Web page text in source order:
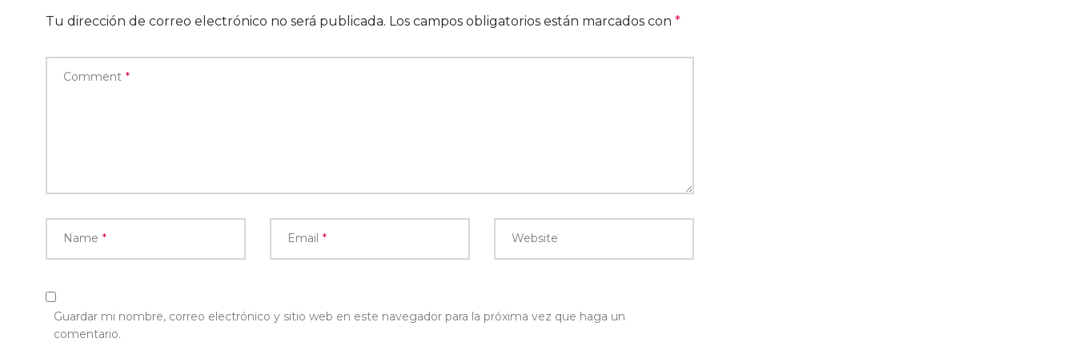
Tu dirección de correo electrónico no será publicada. Los campos obligatorios están marcados con *
Comment *
Name * Email * Website
Guardar mi nombre, correo electrónico y sitio web en este navegador para la próxima vez que haga un
comentario.